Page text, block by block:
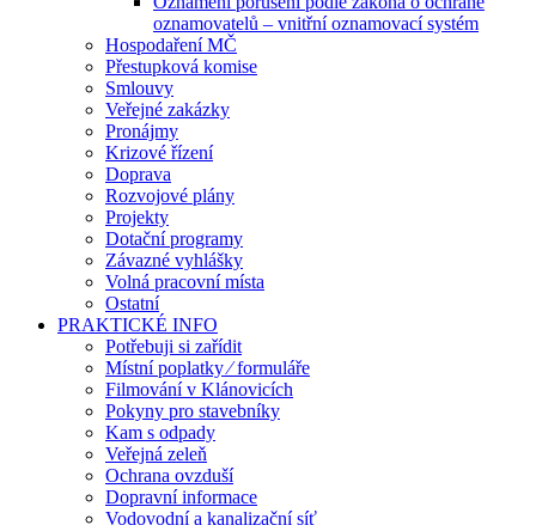
oznamovatelů – vnitřní oznamovací systém
Hospodaření MČ
Přestupková komise
Smlouvy
Veřejné zakázky
Pronájmy
Krizové řízení
Doprava
Rozvojové plány
Projekty
Dotační programy
Závazné vyhlášky
Volná pracovní místa
Ostatní
PRAKTICKÉ INFO
Potřebuji si zařídit
Místní poplatky ⁄ formuláře
Filmování v Klánovicích
Pokyny pro stavebníky
Kam s odpady
Veřejná zeleň
Ochrana ovzduší
Dopravní informace
Vodovodní a kanalizační síť